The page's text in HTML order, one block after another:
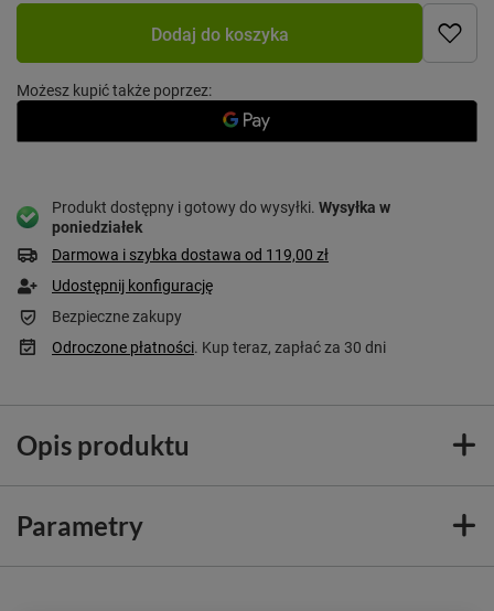
Dodaj do koszyka
Możesz kupić także poprzez:
Produkt dostępny i gotowy do wysyłki Wysyłka w
poniedziałek
Darmowa i szybka dostawa od 119,00 zł
Udostępnij konfigurację
Bezpieczne zakupy
Odroczone płatności. Kup teraz, zapłać za 30 dni
Opis produktu
Parametry